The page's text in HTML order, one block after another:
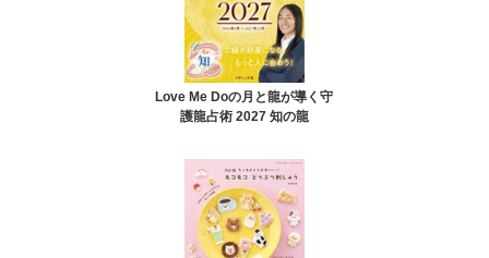
Love Me Doの月と龍が導く守
護龍占術 2027 知の龍